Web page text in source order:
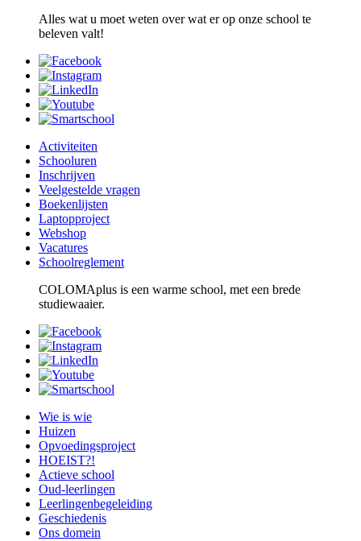
Alles wat u moet weten over wat er op onze school te
beleven valt!
Activiteiten
Schooluren
Inschrijven
Veelgestelde vragen
Boekenlijsten
Laptopproject
Webshop
Vacatures
Schoolreglement
COLOMAplus is een warme school, met een brede
studiewaaier.
Wie is wie
Huizen
Opvoedingsproject
HOEIST?!
Actieve school
Oud-leerlingen
Leerlingenbegeleiding
Geschiedenis
Ons domein